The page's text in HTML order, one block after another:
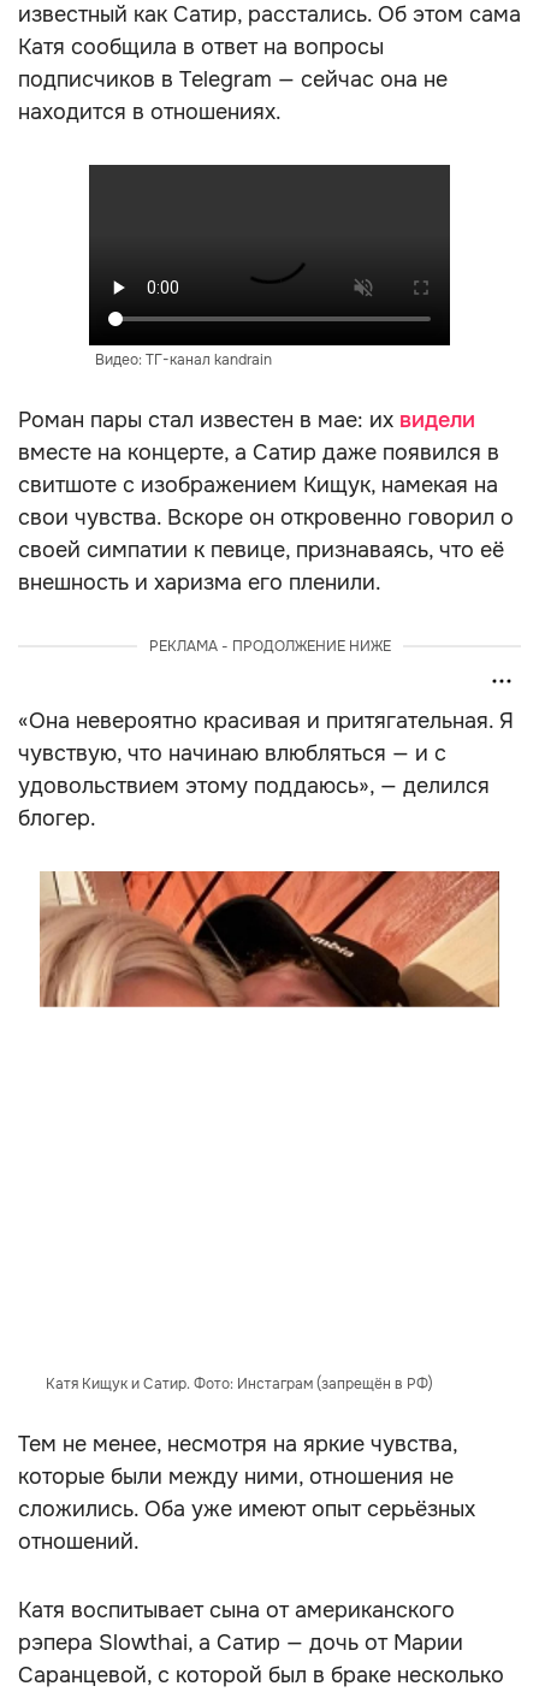
известный как Сатир, расстались. Об этом сама
Катя сообщила в ответ на вопросы
подписчиков в Telegram — сейчас она не
находится в отношениях.
Видео: ТГ-канал kandrain
Роман пары стал известен в мае: их видели
вместе на концерте, а Сатир даже появился в
свитшоте с изображением Кищук, намекая на
свои чувства. Вскоре он откровенно говорил о
своей симпатии к певице, признаваясь, что её
внешность и харизма его пленили.
РЕКЛАМА - ПРОДОЛЖЕНИЕ НИЖЕ
«Она невероятно красивая и притягательная. Я
чувствую, что начинаю влюбляться — и с
удовольствием этому поддаюсь», — делился
блогер.
Катя Кищук и Сатир. Фото: Инстаграм (запрещён в РФ)
Тем не менее, несмотря на яркие чувства,
которые были между ними, отношения не
сложились. Оба уже имеют опыт серьёзных
отношений.
Катя воспитывает сына от американского
рэпера Slowthai, а Сатир — дочь от Марии
Саранцевой, с которой был в браке несколько